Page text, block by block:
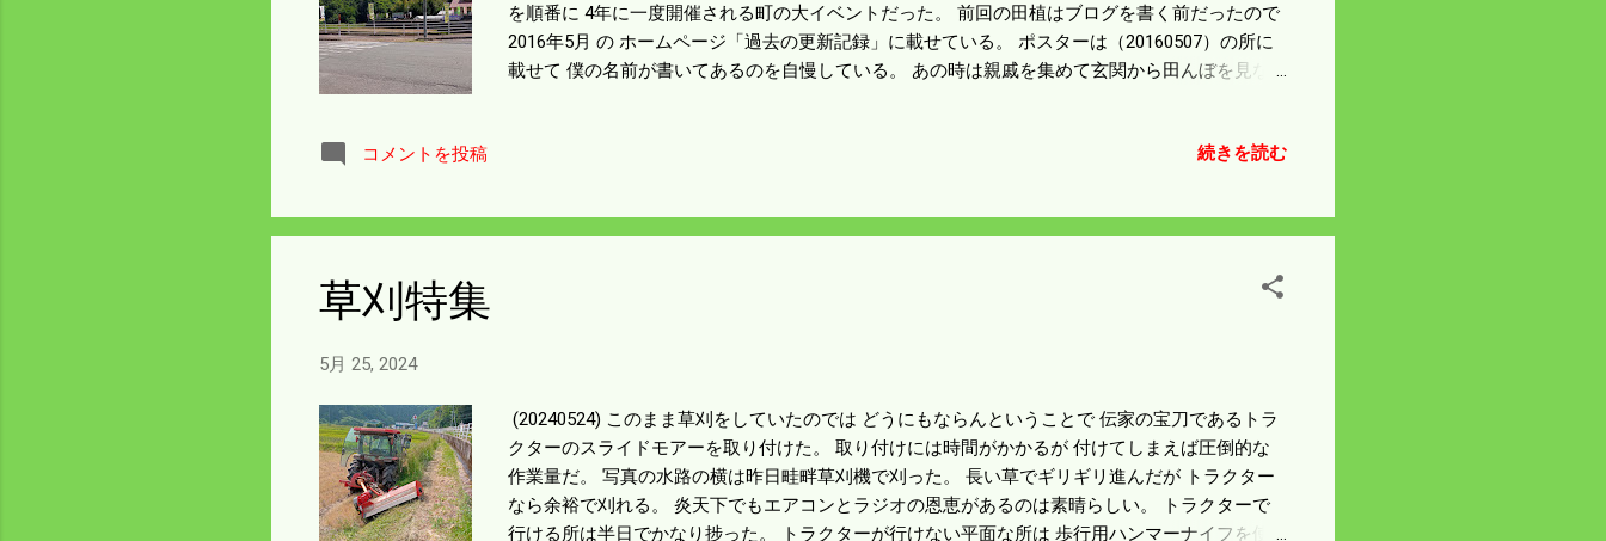
を順番に 4年に一度開催される町の大イベントだった。 前回の田植はブログを書く前だったので
2016年5月 の ホームページ「過去の更新記録」に載せている。 ポスターは（20160507）の所に
載せて 僕の名前が書いてあるのを自慢している。 あの時は親戚を集めて玄関から田んぼを見な
む中で高校生から中学校へ受け継がれ 今では中学生さえも一桁の時代になり開催が難しくなりそ
回ってはまずいので 明日は嫁さんの妹夫婦と寿司でも食べて観覧することにしよう。
コメントを投稿 続きを読む
草刈特集
5月 25, 2024
(20240524) このまま草刈をしていたのでは どうにもならんということで 伝家の宝刀であるトラ
クターのスライドモアーを取り付けた。 取り付けには時間がかかるが 付けてしまえば圧倒的な
作業量だ。 写真の水路の横は昨日畦畔草刈機で刈った。 長い草でギリギリ進んだが トラクター
なら余裕で刈れる。 炎天下でもエアコンとラジオの恩恵があるのは素晴らしい。 トラクターで
行ける所は半日でかなり捗った。 トラクターが行けない平面な所は 歩行用ハンマーナイフを使